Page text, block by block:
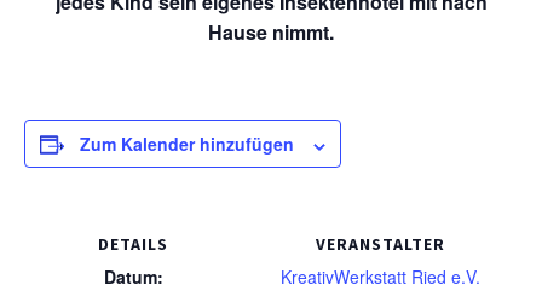
Hause nimmt.
Zum Kalender hinzufügen
DETAILS
Datum:
VERANSTALTER
KreativWerkstatt Ried e.V.